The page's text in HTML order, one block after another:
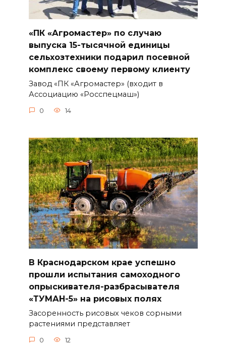
«ПК «Агромастер» по случаю
выпуска 15-тысячной единицы
сельхозтехники подарил посевной
комплекс своему первому клиенту
Завод «ПК «Агромастер» (входит в
Ассоциацию «Росспецмаш»)
0 14
В Краснодарском крае успешно
прошли испытания самоходного
опрыскивателя-разбрасывателя
«ТУМАН-5» на рисовых полях
Засоренность рисовых чеков сорными
растениями представляет
0 12